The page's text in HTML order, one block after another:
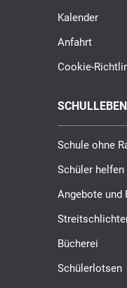
Kalender
Anfahrt
Cookie-
SCHULLEBEN
Schule ohne
Schüler helfen
Angebote und
Bücherei
Schülerlotsen